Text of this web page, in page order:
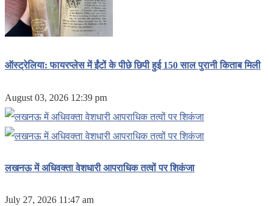
ऑस्ट्रेलिया: फायरप्लेस में ईंटों के पीछे छिपी हुई 150 साल पुरानी किताब मिली
August 03, 2026 12:39 pm
लखनऊ में अधिवक्ता वेशधारी आपराधिक तत्वों पर शिकंजा
July 27, 2026 11:47 am